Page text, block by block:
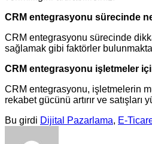
CRM entegrasyonu sürecinde
CRM entegrasyonu sürecinde
sağlamak gibi faktörler
CRM entegrasyonu işletmeler
CRM entegrasyonu, işletmelerin
rekabet gücünü artırır ve satışları
Bu girdi Dijital Pazarlama, E-